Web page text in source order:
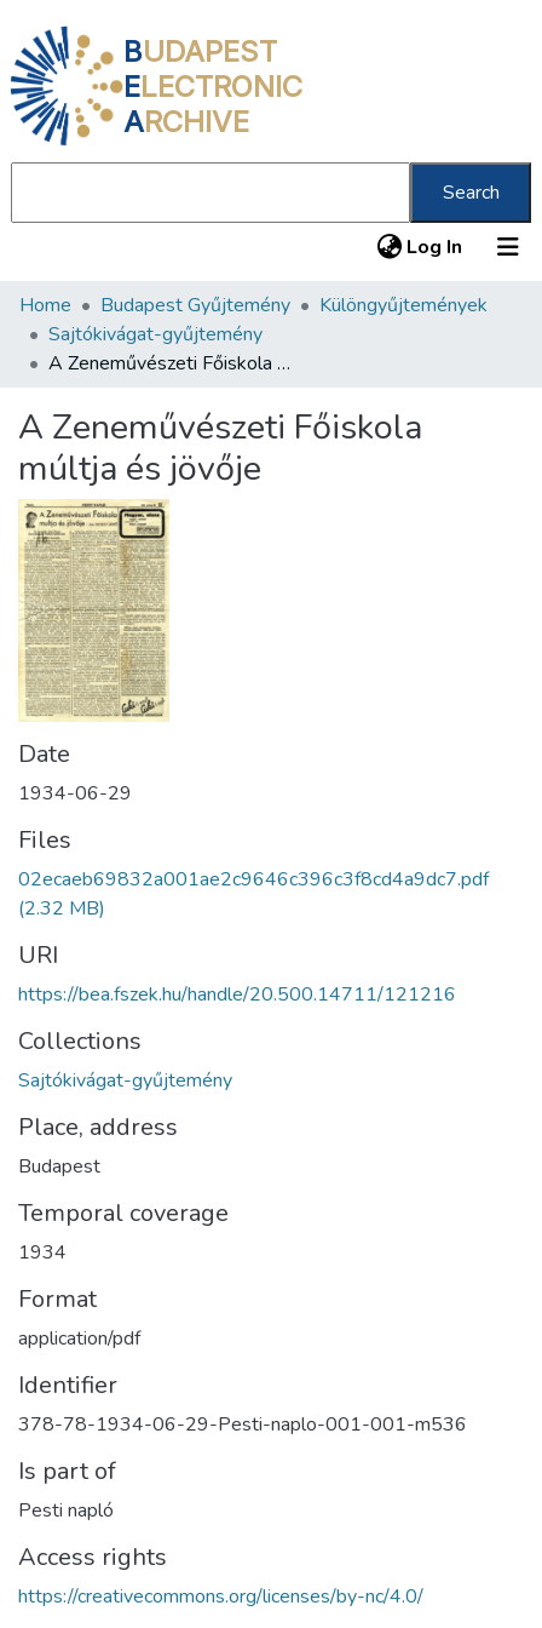
BUDAPEST
ELECTRONIC
ARCHIVE
Search
Log In (current)
Communities & Collections
All of DSpace
About us
Home Budapest Gyűjtemény
Különgyűjtemények
Sajtókivágat-gyűjtemény
A Zeneművészeti Főiskola múltja és jövője
A Zeneművészeti Főiskola
múltja és jövője
Date
1934-06-29
Files
02ecaeb69832a001ae2c9646c396c3f8cd4a9dc7.pdf
(2.32 MB)
URI
https://bea.fszek.hu/handle/20.500.14711/121216
Collections
Sajtókivágat-gyűjtemény
Place, address
Budapest
Temporal coverage
1934
Format
application/pdf
Identifier
378-78-1934-06-29-Pesti-naplo-001-001-m536
Is part of
Pesti napló
Access rights
https://creativecommons.org/licenses/by-nc/4.0/